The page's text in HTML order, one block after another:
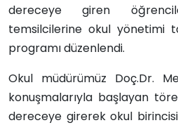
dereceye giren
temsilcilerine okul yönetimi
programı düzenlendi.
Okul müdürümüz Doç.Dr.
konuşmalarıyla başlayan
dereceye girerek okul